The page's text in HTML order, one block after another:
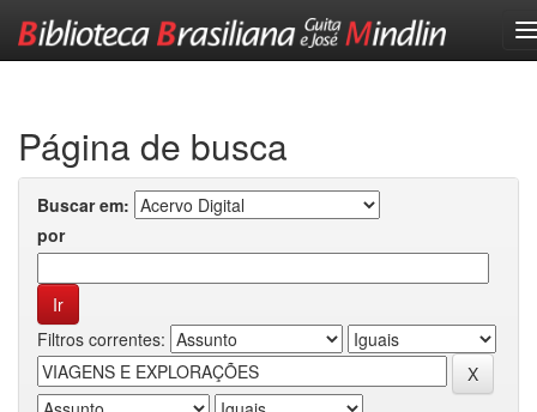
Página de busca
Buscar em:
por
Filtros correntes: